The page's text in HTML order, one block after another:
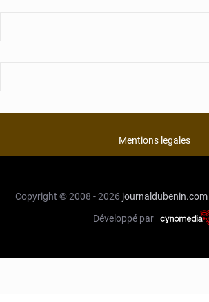
Mentions legales
Copyright © 2008 - 2026 journaldubenin.com
Développé par